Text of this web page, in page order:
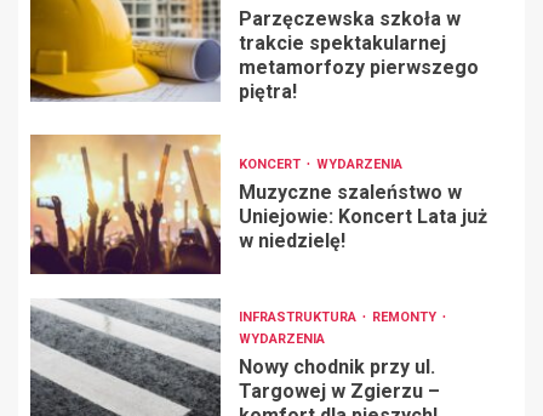
Parzęczewska szkoła w
trakcie spektakularnej
metamorfozy pierwszego
piętra!
KONCERT WYDARZENIA
Muzyczne szaleństwo w
Uniejowie: Koncert Lata już
w niedzielę!
INFRASTRUKTURA
REMONTY
WYDARZENIA
Nowy chodnik przy ul.
Targowej w Zgierzu –